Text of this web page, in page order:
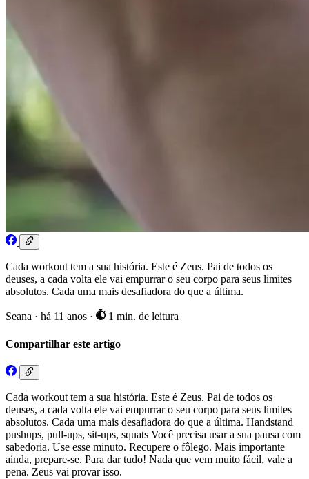
Cada workout tem a sua história. Este é Zeus. Pai de todos os
deuses, a cada volta ele vai empurrar o seu corpo para seus limites
absolutos. Cada uma mais desafiadora do que a última.
Seana · há 11 anos · 1 min. de leitura
Compartilhar este artigo
Cada workout tem a sua história. Este é Zeus. Pai de todos os
deuses, a cada volta ele vai empurrar o seu corpo para seus limites
absolutos. Cada uma mais desafiadora do que a última. Handstand
pushups, pull-ups, sit-ups, squats Você precisa usar a sua pausa com
sabedoria. Use esse minuto. Recupere o fôlego. Mais importante
ainda, prepare-se. Para dar tudo! Nada que vem muito fácil, vale a
pena. Zeus vai provar isso.